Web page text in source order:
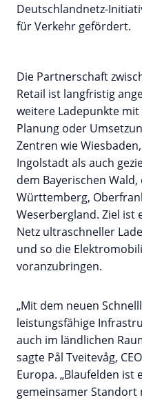
Deutschlandnetz-
für Verkehr gefördert.
Die Partnerschaft
Retail ist langfristig
weitere Ladepunkte
Planung oder
Zentren wie
Ingolstadt als auch
dem Bayerischen
Württemberg,
Weserbergland. Ziel ist
Netz ultraschneller
und so die
voranzubringen.
„Mit dem neuen
leistungsfähige
auch im ländlichen
sagte Pål Tveitevåg,
Europa. „Blaufelden
gemeinsamer Standort